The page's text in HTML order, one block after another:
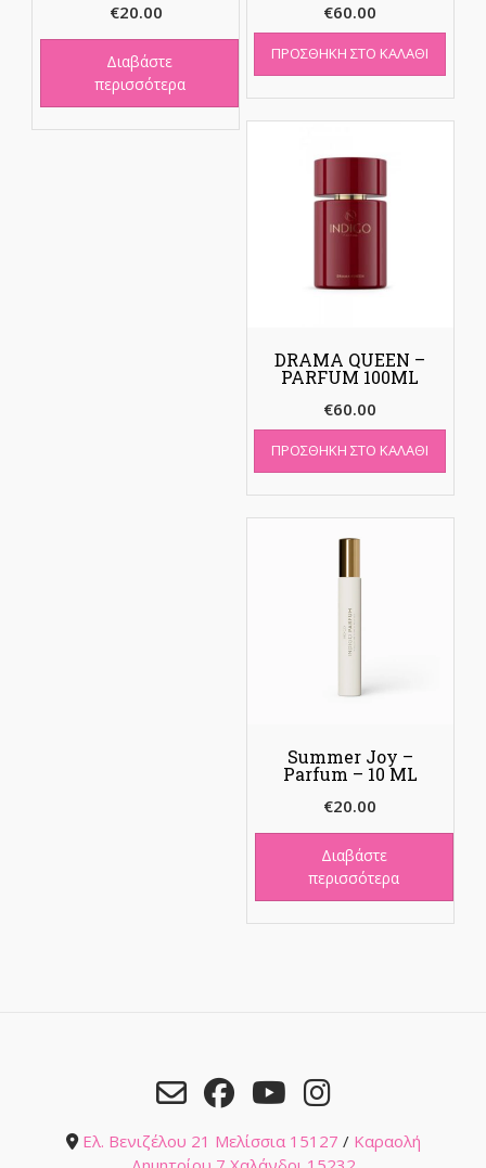
€20.00
Διαβάστε
περισσότερα
€60.00
ΠΡΟΣΘΉΚΗ ΣΤΟ ΚΑΛΆΘΙ
DRAMA QUEEN –
PARFUM 100ML
€60.00
ΠΡΟΣΘΉΚΗ ΣΤΟ ΚΑΛΆΘΙ
Summer Joy –
Parfum – 10 ML
€20.00
Διαβάστε
περισσότερα
Ελ. Βενιζέλου 21 Μελίσσια 15127 / Καραολή